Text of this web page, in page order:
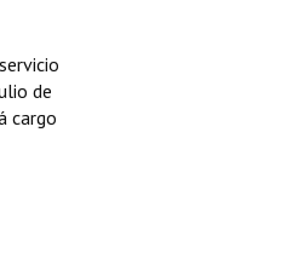
de
cargo